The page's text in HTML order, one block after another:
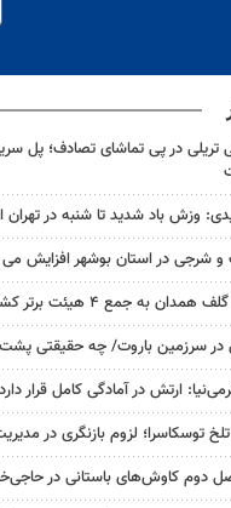
وزش باد شدید تا شنبه در تهران
شرجی در استان بوشهر افزایش می
به جمع ۴ هیئت برتر کشور در ارزیابی فدراسیون
در سرزمین باروت/ چه حقیقتی پشت
ارتش در آمادگی کامل قرار دارد
توسکاسرا؛ لزوم بازنگری در
دوم کاوش‌های باستانی در